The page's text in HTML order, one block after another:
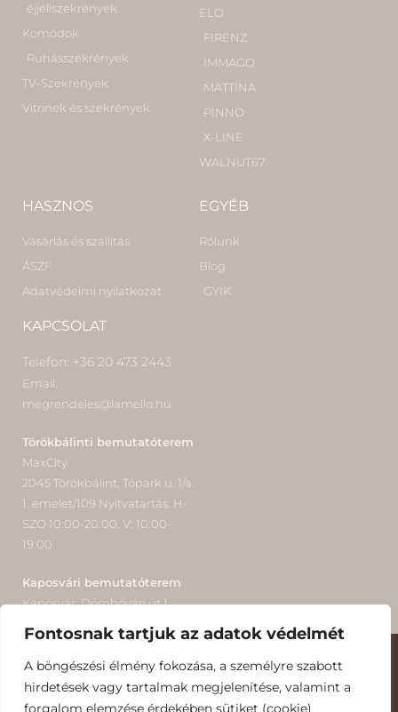
Fontosnak tartjuk az adatok védelmét
A böngészési élmény fokozása, a személyre szabott
hirdetések vagy tartalmak megjelenítése, valamint a
forgalom elemzése érdekében sütiket (cookie)
éjjeliszekrények
Komódok
Ruhásszekrények
TV-Szekrények
Vitrinek és szekrények
ELO
FIRENZ
IMMAGO
MATTINA
PINNO
X-LINE
WALNUT67
HASZNOS
Vásárlás és szállítás
ÁSZF
Adatvédelmi nyilatkozat
KAPCSOLAT
Telefon: +36 20 473 2443
Email:
megrendeles@lamello.hu
Törökbálinti bemutatóterem
MaxCity
2045 Törökbálint, Tópark u. 1/a.
1. emelet/109 Nyitvatartás: H-
SZO 10:00-20:00, V: 10:00-
19:00
Kaposvári bemutatóterem
Kaposvár, Dómbóvári út 1.
Nyitvatartás: H-P 8:00-16:00
EGYÉB
Rólunk
Blog
GYIK
© 2020 MINDEN JOG FENNTARTVA